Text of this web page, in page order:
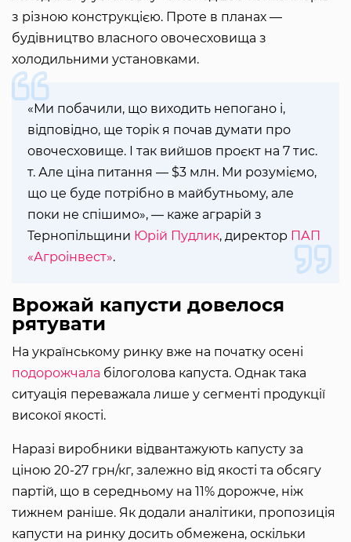
з різною конструкцією. Проте в планах —
будівництво власного овочесховища з
холодильними установками.
«Ми побачили, що виходить непогано і,
відповідно, ще торік я почав думати про
овочесховище. І так вийшов проєкт на 7 тис.
т. Але ціна питання — $3 млн. Ми розуміємо,
що це буде потрібно в майбутньому, але
поки не спішимо», — каже аграрій з
Тернопільщини Юрій Пудлик, директор ПАП
«Агроінвест».
Врожай капусти довелося
рятувати
На українському ринку вже на початку осені
подорожчала білоголова капуста. Однак така
ситуація переважала лише у сегменті продукції
високої якості.
Наразі виробники відвантажують капусту за
ціною 20-27 грн/кг, залежно від якості та обсягу
партій, що в середньому на 11% дорожче, ніж
тижнем раніше. Як додали аналітики, пропозиція
капусти на ринку досить обмежена, оскільки